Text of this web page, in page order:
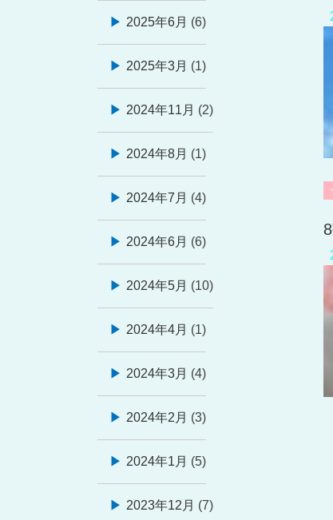
2025年6月 (6)
2025年3月 (1)
2024年11月 (2)
2024年8月 (1)
2024年7月 (4)
2024年6月 (6)
2024年5月 (10)
2024年4月 (1)
2024年3月 (4)
2024年2月 (3)
2024年1月 (5)
2023年12月 (7)